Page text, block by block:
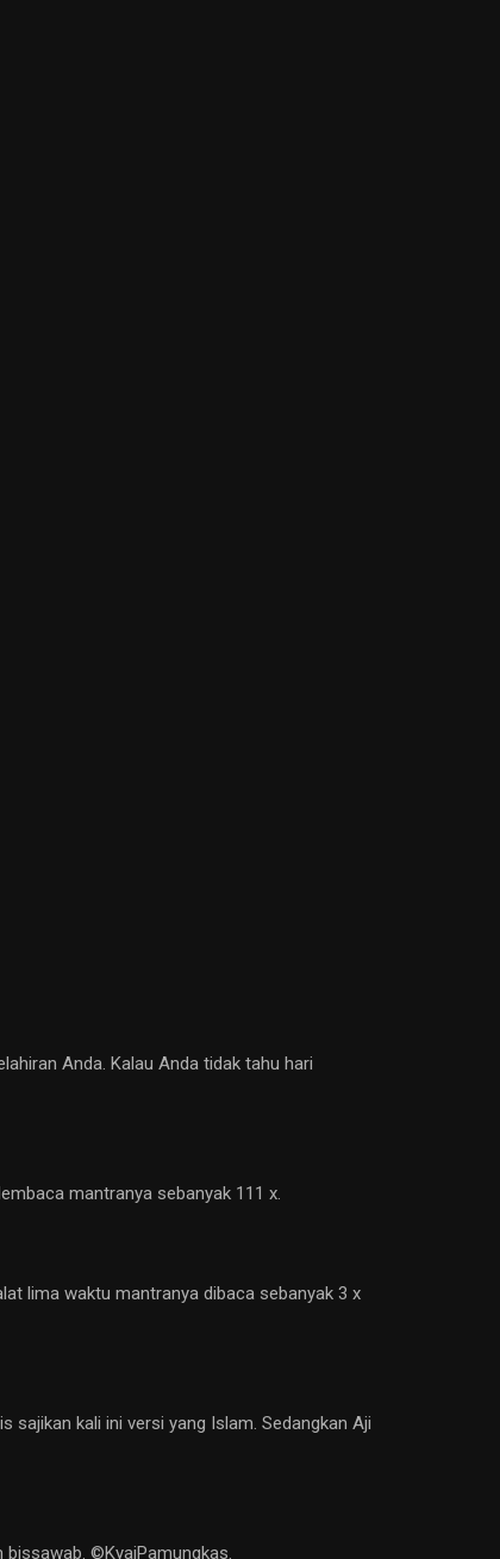
Anda. Kalau Anda tidak tahu hari
mantranya sebanyak 111 x.
lima waktu mantranya dibaca sebanyak 3 x
sajikan kali ini versi yang Islam. Sedangkan Aji
©️KyaiPamungkas.